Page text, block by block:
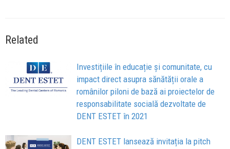
Related
Investițiile în educație și comunitate, cu
impact direct asupra sănătății orale a
românilor piloni de bază ai proiectelor de
responsabilitate socială dezvoltate de
DENT ESTET în 2021
DENT ESTET lansează invitația la pitch